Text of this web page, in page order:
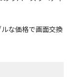
な価格で画面交換